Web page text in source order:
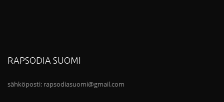
RAPSODIA SUOMI
sähköposti: rapsodiasuomi@gmail.com